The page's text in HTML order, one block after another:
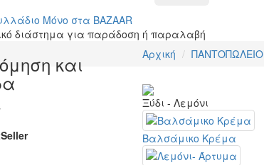
Μόνο στα BAZAAR
διάστημα για παράδοση ή παραλαβή
και Αρχική ΠΑΝΤΟΠΩΛΕΙΟ
Ξύδι - Λεμόνι
Βαλσάμικο Κρέμα